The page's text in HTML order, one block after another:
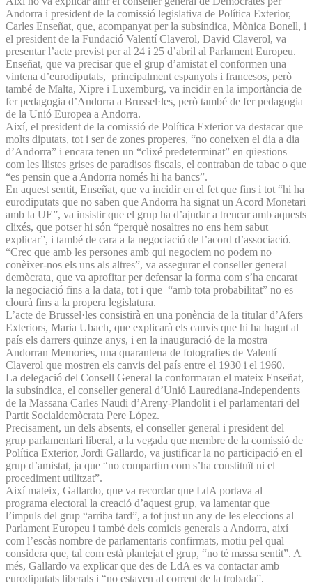
Andorra i president de la comissió legislativa de Política Exterior,
Carles Enseñat, que, acompanyat per la subsíndica, Mònica Bonell, i
el president de la Fundació Valentí Claverol, David Claverol, va
presentar l’acte previst per al 24 i 25 d’abril al Parlament Europeu.
Enseñat, que va precisar que el grup d’amistat el conformen una
vintena d’eurodiputats, principalment espanyols i francesos, però
també de Malta, Xipre i Luxemburg, va incidir en la importància de
fer pedagogia d’Andorra a Brussel·les, però també de fer pedagogia
de la Unió Europea a Andorra.
Així, el president de la comissió de Política Exterior va destacar que
molts diputats, tot i ser de zones properes, “no coneixen el dia a dia
d’Andorra” i encara tenen un “clixé predeterminat” en qüestions
com les llistes grises de paradisos fiscals, el contraban de tabac o que
“es pensin que a Andorra només hi ha bancs”.
En aquest sentit, Enseñat, que va incidir en el fet que fins i tot “hi ha
eurodiputats que no saben que Andorra ha signat un Acord Monetari
amb la UE”, va insistir que el grup ha d’ajudar a trencar amb aquests
clixés, que potser hi són “perquè nosaltres no ens hem sabut
explicar”, i també de cara a la negociació de l’acord d’associació.
“Crec que amb les persones amb qui negociem no podem no
conèixer-nos els uns als altres”, va assegurar el conseller general
demòcrata, que va aprofitar per defensar la forma com s’ha encarat
la negociació fins a la data, tot i que “amb tota probabilitat” no es
clourà fins a la propera legislatura.
L’acte de Brussel·les consistirà en una ponència de la titular d’Afers
Exteriors, Maria Ubach, que explicarà els canvis que hi ha hagut al
país els darrers quinze anys, i en la inauguració de la mostra
Andorran Memories, una quarantena de fotografies de Valentí
Claverol que mostren els canvis del país entre el 1930 i el 1960.
La delegació del Consell General la conformaran el mateix Enseñat,
la subsíndica, el conseller general d’Unió Laurediana-Independents
de la Massana Carles Naudi d’Areny-Plandolit i el parlamentari del
Partit Socialdemòcrata Pere López.
Precisament, un dels absents, el conseller general i president del
grup parlamentari liberal, a la vegada que membre de la comissió de
Política Exterior, Jordi Gallardo, va justificar la no participació en el
grup d’amistat, ja que “no compartim com s’ha constituït ni el
procediment utilitzat”.
Així mateix, Gallardo, que va recordar que LdA portava al
programa electoral la creació d’aquest grup, va lamentar que
l’impuls del grup “arriba tard”, a tot just un any de les eleccions al
Parlament Europeu i també dels comicis generals a Andorra, així
com l’escàs nombre de parlamentaris confirmats, motiu pel qual
considera que, tal com està plantejat el grup, “no té massa sentit”. A
més, Gallardo va explicar que des de LdA es va contactar amb
eurodiputats liberals i “no estaven al corrent de la trobada”.